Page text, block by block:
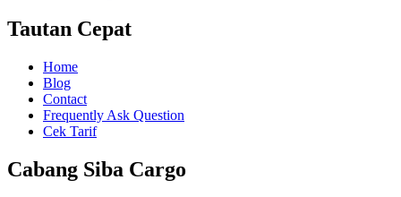
Tautan Cepat
Home
Blog
Contact
Frequently Ask Question
Cek Tarif
Cabang Siba Cargo